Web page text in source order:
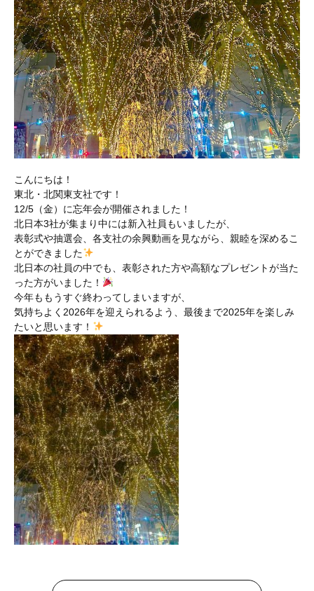
こんにちは！
東北・北関東支社です！
12/5（金）に忘年会が開催されました！
北日本3社が集まり中には新入社員もいましたが、
表彰式や抽選会、各支社の余興動画を見ながら、親睦を深めるこ
とができました
北日本の社員の中でも、表彰された方や高額なプレゼントが当た
った方がいました！
今年ももうすぐ終わってしまいますが、
気持ちよく2026年を迎えられるよう、最後まで2025年を楽しみ
たいと思います！